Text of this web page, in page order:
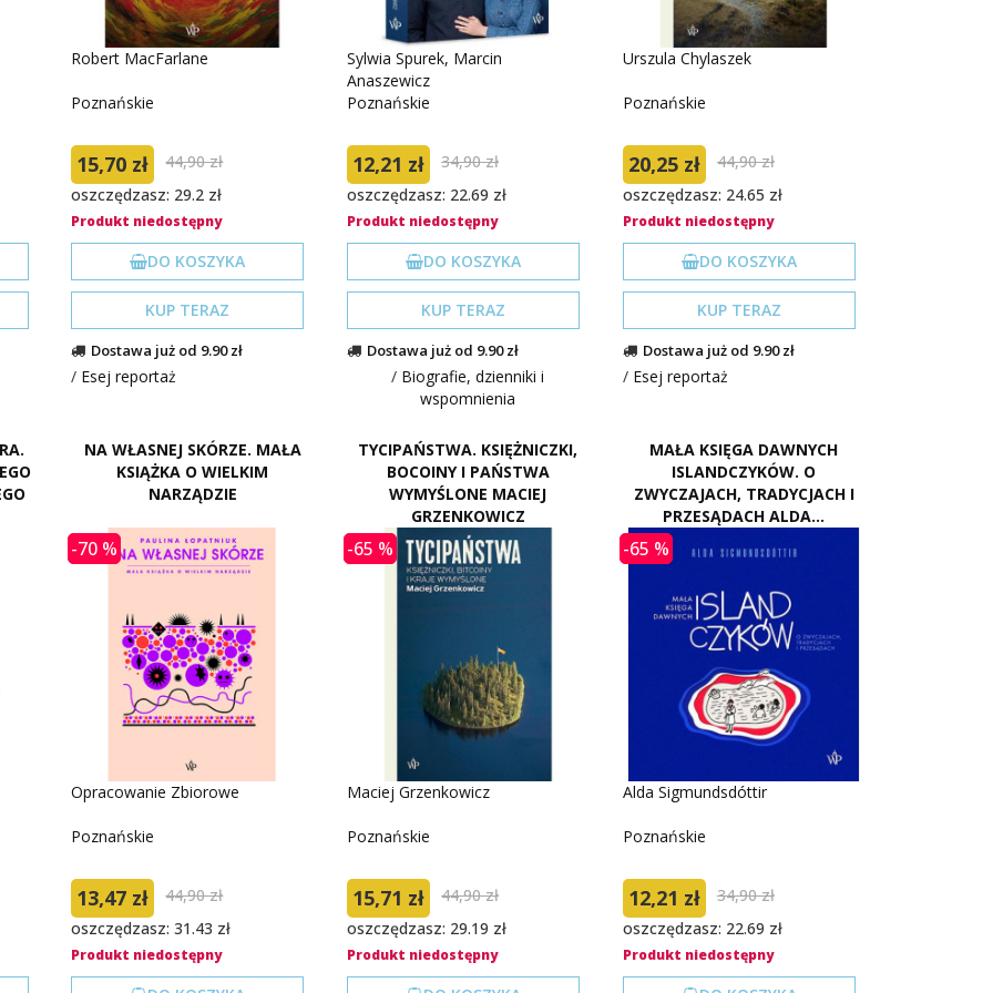
Robert MacFarlane
Poznańskie
15,70 zł
44,90 zł
oszczędzasz: 29.2 zł
Produkt niedostępny
DO KOSZYKA
KUP TERAZ
Dostawa już od 9.90 zł
/ Esej reportaż
Sylwia Spurek, Marcin
Anaszewicz
Poznańskie
12,21 zł
34,90 zł
oszczędzasz: 22.69 zł
Produkt niedostępny
DO KOSZYKA
KUP TERAZ
Dostawa już od 9.90 zł
/ Biografie, dzienniki i
wspomnienia
Urszula Chylaszek
Poznańskie
20,25 zł
44,90 zł
oszczędzasz: 24.65 zł
Produkt niedostępny
DO KOSZYKA
KUP TERAZ
Dostawa już od 9.90 zł
/ Esej reportaż
NA WŁASNEJ SKÓRZE. MAŁA
KSIĄŻKA O WIELKIM
NARZĄDZIE
-70 %
Opracowanie Zbiorowe
Poznańskie
13,47 zł
44,90 zł
oszczędzasz: 31.43 zł
Produkt niedostępny
TYCIPAŃSTWA. KSIĘŻNICZKI,
BOCOINY I PAŃSTWA
WYMYŚLONE MACIEJ
GRZENKOWICZ
-65 %
Maciej Grzenkowicz
Poznańskie
15,71 zł
44,90 zł
oszczędzasz: 29.19 zł
Produkt niedostępny
MAŁA KSIĘGA DAWNYCH
ISLANDCZYKÓW. O
ZWYCZAJACH, TRADYCJACH I
PRZESĄDACH ALDA...
-65 %
Alda Sigmundsdóttir
Poznańskie
12,21 zł
34,90 zł
oszczędzasz: 22.69 zł
Produkt niedostępny